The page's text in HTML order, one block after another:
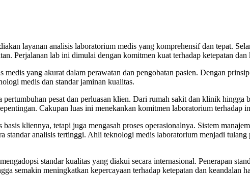
layanan analisis laboratorium medis yang komprehensif dan tepat.
Perjalanan lab ini dimulai dengan komitmen kuat terhadap ketepatan
yang akurat dalam perawatan dan pengobatan pasien. Dengan
medis dan standar jaminan kualitas.
pesat dan perluasan klien. Dari rumah sakit dan klinik
Cakupan luas ini menekankan komitmen laboratorium terhadap
kliennya, tetapi juga mengasah proses operasionalnya. Sistem
standar analisis tertinggi. Ahli teknologi medis laboratorium menjadi tulang
standar kualitas yang diakui secara internasional. Penerapan
semakin meningkatkan kepercayaan terhadap ketepatan dan keandalan